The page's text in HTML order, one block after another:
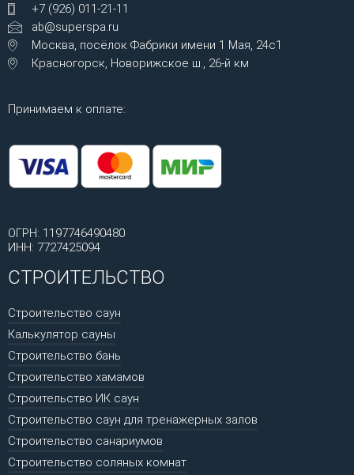
+7 (926) 011-21-11
ab@superspa.ru
Москва, посёлок Фабрики имени 1 Мая, 24с1
Красногорск, Новорижское ш., 26-й км
Принимаем к оплате:
ОГРН: 1197746490480
ИНН: 7727425094
СТРОИТЕЛЬСТВО
Строительство саун
Калькулятор сауны
Строительство бань
Строительство хамамов
Строительство ИК саун
Строительство саун для тренажерных залов
Строительство санариумов
Строительство соляных комнат